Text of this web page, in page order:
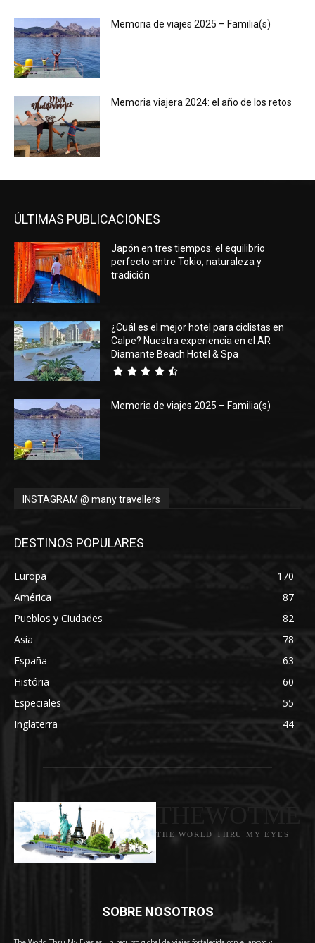
Memoria de viajes 2025 – Familia(s)
Memoria viajera 2024: el año de los retos
ÚLTIMAS PUBLICACIONES
Japón en tres tiempos: el equilibrio
perfecto entre Tokio, naturaleza y
tradición
¿Cuál es el mejor hotel para ciclistas en
Calpe? Nuestra experiencia en el AR
Diamante Beach Hotel & Spa
Memoria de viajes 2025 – Familia(s)
INSTAGRAM @ many travellers
DESTINOS POPULARES
Europa
170
América
87
Pueblos y Ciudades
82
Asia
78
España
63
História
60
Especiales
55
Inglaterra
44
THE WORLD THRU MY EYES
SOBRE NOSOTROS